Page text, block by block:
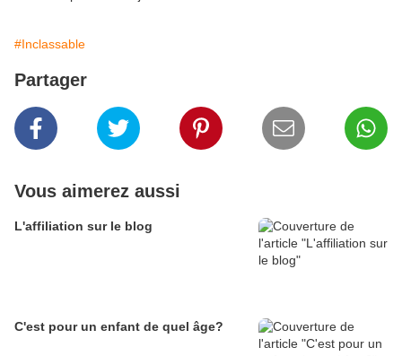
#Inclassable
Partager
Vous aimerez aussi
L'affiliation sur le blog
C'est pour un enfant de quel âge?